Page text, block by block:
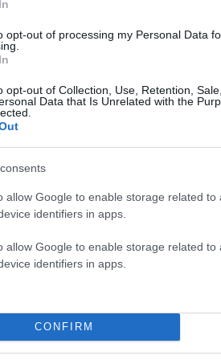
opt-out of processing my Personal Data
opt-out of Collection, Use, Retention,
Data that Is Unrelated with the
allow Google to enable storage related to
identifiers in apps.
allow Google to enable storage related to
identifiers in apps.
CONFIRM
Στο πλαίσιο αυτό τα
ανταλλάγματος για τη
προχωρημένες, έχει
στον τελικό
Σε ό,τι αφορά τα
τις σχέσεις μεταξύ των
προχωρημένες
θεώρηση του όλου
ποσοστού της κάποιες
Εκκρεμεί, επίσης, η
της Δημοκρατίας της
Εμπορικού